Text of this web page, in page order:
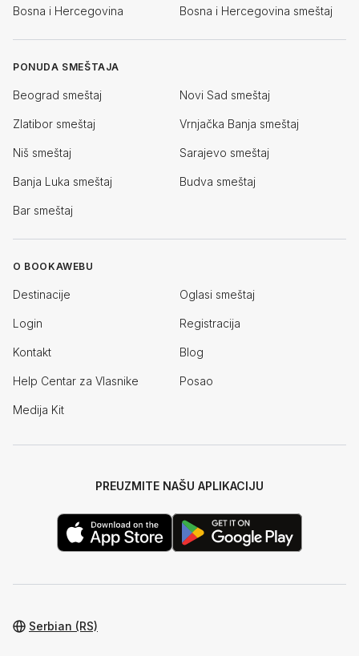
Bosna i Hercegovina Bosna i Hercegovina smeštaj
PONUDA SMEŠTAJA
Beograd smeštaj Novi Sad smeštaj
Zlatibor smeštaj Vrnjačka Banja smeštaj
Niš smeštaj Sarajevo smeštaj
Banja Luka smeštaj Budva smeštaj
Bar smeštaj
O BOOKAWEBU
Destinacije Oglasi smeštaj
Login Registracija
Kontakt Blog
Help Centar za Vlasnike Posao
Medija Kit
PREUZMITE NAŠU APLIKACIJU
Serbian (RS)